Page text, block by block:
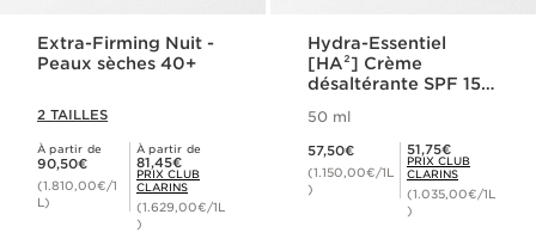
Extra-Firming Nuit -
Peaux sèches 40+
2 TAILLES
À partir de
Nouveau prix 90,50€
90,50€
(1.810,00€/1
L)
À partir de
Prix Club Clarins 81,45€
81,45€
PRIX CLUB
CLARINS
(1.629,00€/1L
)
Hydra-Essentiel
[HA²] Crème
désaltérante SPF 15 -
sèches
50 ml
57,50€
(1.150,00€/1L
)
Prix Club Clarins 51,75€
51,75€
PRIX CLUB
CLARINS
(1.035,00€/1L
)